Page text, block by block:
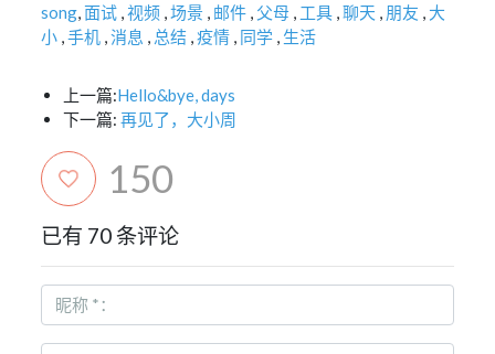
song,面试 ,视频 ,场景 , 邮件 , 父母 , 工具 ,聊天 , 朋友 , 大
小 ,手机 ,消息 , 总结 ,疫情 , 同学 , 生活
上一篇:Hello&bye, days
下一篇: 再见了，大小周
150
已有 70 条评论